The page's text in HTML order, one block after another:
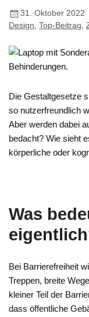
31. Oktober 2022
Design ,Top-Beitrag ,
Die Gestaltgesetze
so nutzerfreundlich
Aber werden dabei
bedacht? Wie sieht
körperliche oder
Was
Bei Barrierefreiheit
Treppen, breite
kleiner Teil der
dass öffentliche